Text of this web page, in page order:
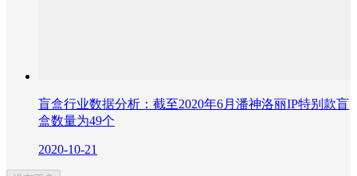
盲盒行业数据分析：截至2020年6月潘神洛丽IP特别款盲
盒数量为49个
2020-10-21